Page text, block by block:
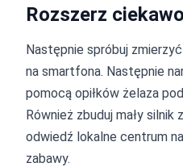
Rozszerz
Następnie spróbuj
na smartfona. Następnie
pomocą opiłków żelaza
Również zbuduj mały
odwiedź lokalne centrum
zabawy.